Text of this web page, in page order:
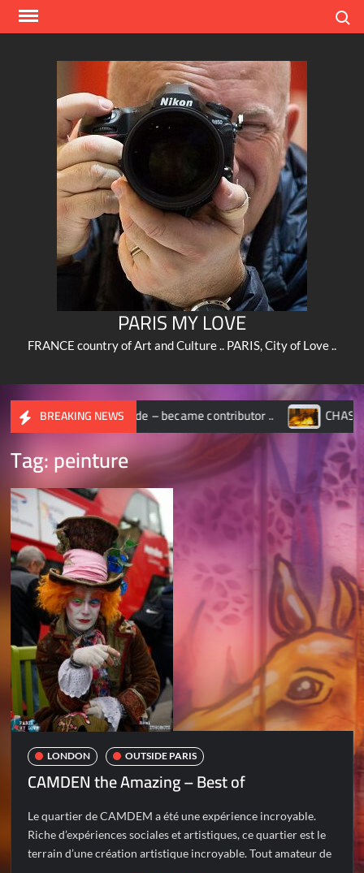
Skip
PARIS MY LOVE
FRANCE country of Art and Culture .. PARIS, City of Love ..
BREAKING NEWS
Wide – became contributor .. CHASSEUR D’IMAGES –
Tag:peinture
LONDON OUTSIDE PARIS
CAMDEN the Amazing – Best of
Le quartier de CAMDEM a été une expérience incroyable.
Riche d’expériences sociales et artistiques, ce quartier est le
terrain d’une création artistique incroyable. Tout amateur de